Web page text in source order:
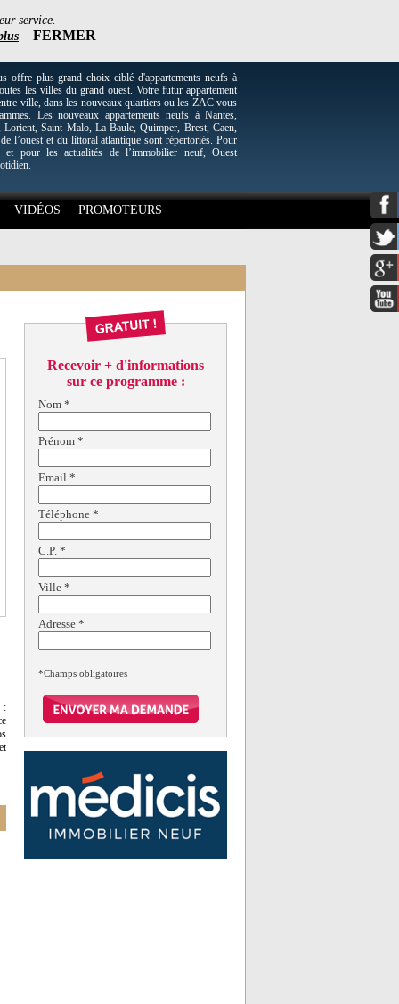
service.
FERMER
plus grand choix ciblé d'appartements neufs à
les villes du grand ouest. Votre futur appartement
ville, dans les nouveaux quartiers ou les ZAC vous
Les nouveaux appartements neufs à Nantes,
Lorient, Saint Malo, La Baule, Quimper, Brest, Caen,
l’ouest et du littoral atlantique sont répertoriés. Pour
et pour les actualités de l’immobilier neuf, Ouest
VIDÉOS PROMOTEURS
:
Recevoir + d'informations
sur ce programme :
Nom *
Prénom *
Email *
Téléphone *
C.P. *
Ville *
Adresse *
*Champs obligatoires